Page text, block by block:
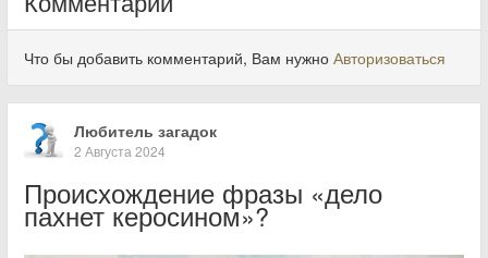
Что бы добавить комментарий, Вам нужно Авторизоваться
Любитель загадок
2 Августа 2024
Происхождение фразы «дело
пахнет керосином»?